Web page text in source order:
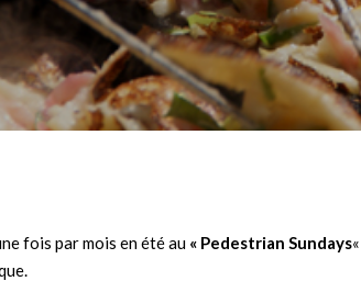
fois par mois en été au « Pedestrian Sundays